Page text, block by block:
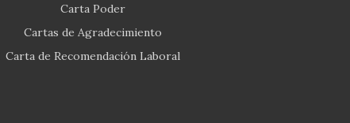
Carta Poder
Cartas de Agradecimiento
Carta de Recomendación Laboral